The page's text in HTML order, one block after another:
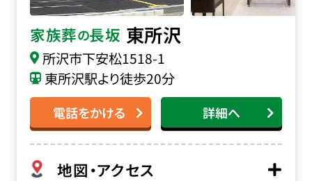
家族葬の長坂 東所沢
所沢市下安松1518-1
東所沢駅より徒歩20分
電話をかける 詳細へ
地図・アクセス